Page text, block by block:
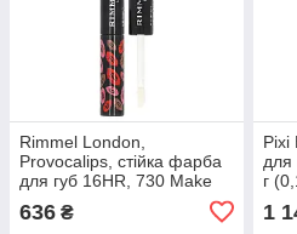
Rimmel London,
Provocalips, стійка фарба
для губ 16HR, 730 Make
0,1 унції (0,14 рідк. унції)
636 ₴
Pixi
для
г
1